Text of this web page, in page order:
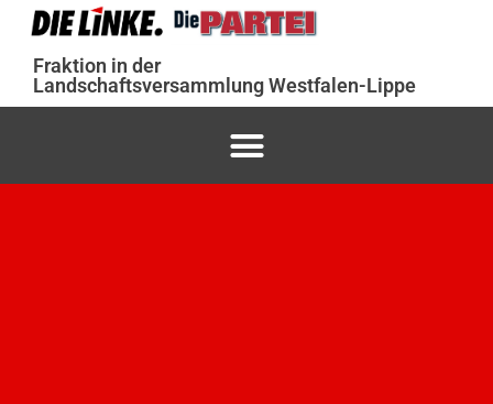
Fraktion in der
Landschaftsversammlung Westfalen-Lippe